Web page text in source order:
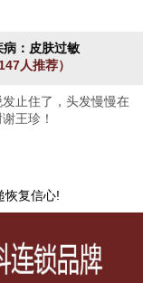
病：皮肤过敏
人推荐）
止住了，头发慢慢在
王珍！
恢复信心!